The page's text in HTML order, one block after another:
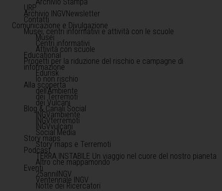
URP
Archivio INGVNewsletter
Contatti
Comunicazione e Divulgazione
Musei, centri informativi e attività con le scuole
Musei
Centri informativi
Attività con scuole
Educational
Progetti per la riduzione del rischio e campagne di
informazione
Edurisk
Io non rischio
Alla scoperta
dell'Ambiente
dei Terremoti
dei Vulcani
Blog & Canali Social
INGVambiente
INGVterremoti
INGVvulcani
Social Media
Story maps
Story maps e Terremoti
Podcast
TERRA INSTABILE Un viaggio nel cuore del nostro pianeta
Altro che mappamondo
Eventi
25anniINGV
Ventennale INGV
Notte dei Ricercatori